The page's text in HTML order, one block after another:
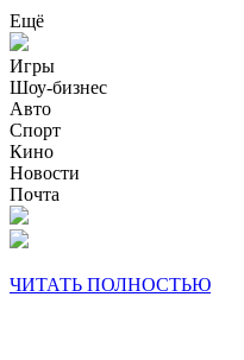
Ещё
Игры
Шоу-бизнес
Авто
Спорт
Кино
Новости
Почта
ЧИТАТЬ ПОЛНОСТЬЮ